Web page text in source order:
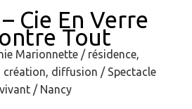
Cie En Verre
Tout
Marionnette / résidence,
diffusion / Spectacle
vivant / Nancy